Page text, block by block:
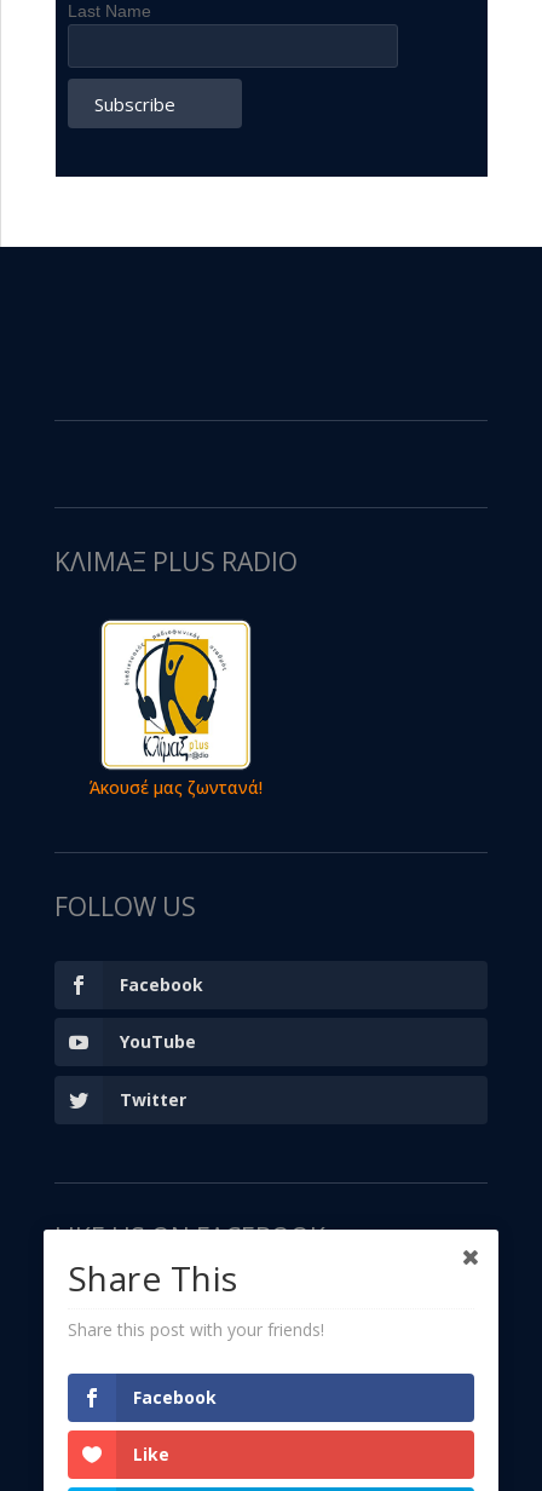
Last Name
ΚΛΙΜΑΞ PLUS RADIO
Άκουσέ μας ζωντανά!
FOLLOW US
Facebook
YouTube
Twitter
LIKE US ON FACEBOOK
Share This
Share this post with your friends!
Facebook
Like